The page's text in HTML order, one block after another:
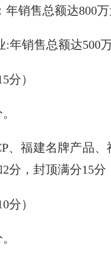
年销售总额达800
:年销售总额达500
分）
、福建名牌产品
2分，封顶满分15分
分）